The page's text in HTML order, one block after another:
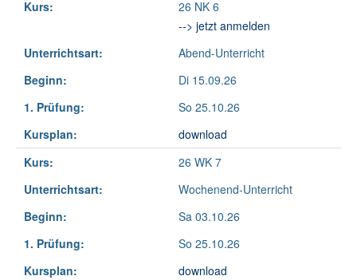
Kurs:
26 NK 6
--> jetzt anmelden
Unterrichtsart:
Abend-Unterricht
Beginn:
Di 15.09.26
1. Prüfung:
So 25.10.26
Kursplan:
download
Kurs:
26 WK 7
Unterrichtsart:
Wochenend-Unterricht
Beginn:
Sa 03.10.26
1. Prüfung:
So 25.10.26
Kursplan:
download